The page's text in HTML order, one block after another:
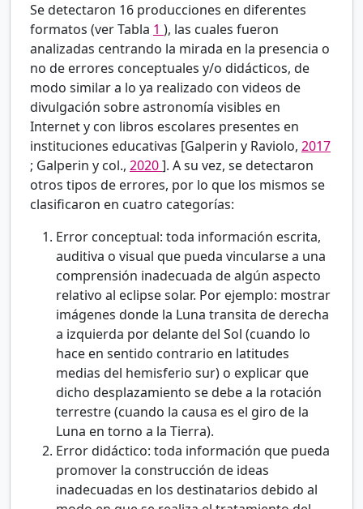
Se detectaron 16 producciones en diferentes
formatos (ver Tabla 1 ), las cuales fueron
analizadas centrando la mirada en la presencia o
no de errores conceptuales y/o didácticos, de
modo similar a lo ya realizado con videos de
divulgación sobre astronomía visibles en
Internet y con libros escolares presentes en
instituciones educativas [Galperin y Raviolo, 2017
; Galperin y col., 2020]. A su vez, se detectaron
otros tipos de errores, por lo que los mismos se
clasificaron en cuatro categorías:
Error conceptual: toda información escrita,
auditiva o visual que pueda vincularse a una
comprensión inadecuada de algún aspecto
relativo al eclipse solar. Por ejemplo: mostrar
imágenes donde la Luna transita de derecha
a izquierda por delante del Sol (cuando lo
hace en sentido contrario en latitudes
medias del hemisferio sur) o explicar que
dicho desplazamiento se debe a la rotación
terrestre (cuando la causa es el giro de la
Luna en torno a la Tierra).
Error didáctico: toda información que pueda
promover la construcción de ideas
inadecuadas en los destinatarios debido al